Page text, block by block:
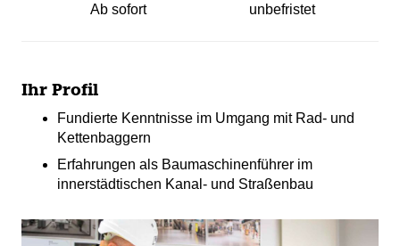
Ab sofort unbefristet
Ihr Profil
Fundierte Kenntnisse im Umgang mit Rad- und
Kettenbaggern
Erfahrungen als Baumaschinenführer im
innerstädtischen Kanal- und Straßenbau